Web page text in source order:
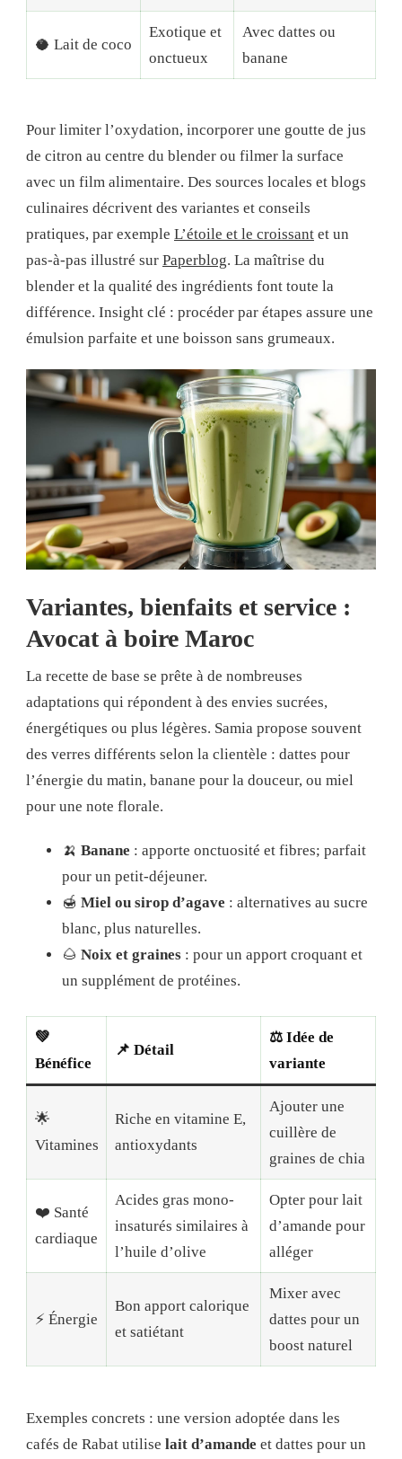
🥥 Lait de coco
Exotique et
onctueux
Avec dattes ou
banane
Pour limiter l’oxydation, incorporer une goutte de jus
de citron au centre du blender ou filmer la surface
avec un film alimentaire. Des sources locales et blogs
culinaires décrivent des variantes et conseils
pratiques, par exemple L’étoile et le croissant et un
pas-à-pas illustré sur Paperblog. La maîtrise du
blender et la qualité des ingrédients font toute la
différence. Insight clé : procéder par étapes assure une
émulsion parfaite et une boisson sans grumeaux.
Variantes, bienfaits et service :
Avocat à boire Maroc
La recette de base se prête à de nombreuses
adaptations qui répondent à des envies sucrées,
énergétiques ou plus légères. Samia propose souvent
des verres différents selon la clientèle : dattes pour
l’énergie du matin, banane pour la douceur, ou miel
pour une note florale.
🍌 Banane : apporte onctuosité et fibres; parfait
pour un petit-déjeuner.
🍯 Miel ou sirop d’agave : alternatives au sucre
blanc, plus naturelles.
🌰 Noix et graines : pour un apport croquant et
un supplément de protéines.
💚
Bénéfice
📌 Détail
⚖️ Idée de
variante
🌟
Vitamines
Riche en vitamine E,
antioxydants
Ajouter une
cuillère de
graines de chia
❤️ Santé
cardiaque
Acides gras mono-
insaturés similaires à
l’huile d’olive
Opter pour lait
d’amande pour
alléger
⚡ Énergie
Bon apport calorique
et satiétant
Mixer avec
dattes pour un
boost naturel
Exemples concrets : une version adoptée dans les
cafés de Rabat utilise lait d’amande et dattes pour un